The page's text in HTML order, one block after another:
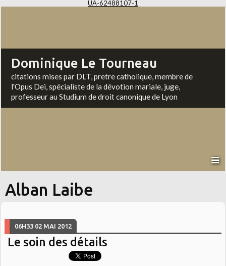
UA-62488107-1
Dominique Le Tourneau
citations mises par DLT, pretre catholique, membre de
l'Opus Dei, spécialiste de la dévotion mariale, juge,
professeur au Studium de droit canonique de Lyon
Alban Laibe
06H33 02 MAI 2012
Le soin des détails